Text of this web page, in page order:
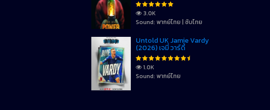
3.0K
Sound: พากย์ไทย | ซับไทย
Untold UK Jamie Vardy
(2026) เจมี่ วาร์ดี้
1.0K
Sound: พากย์ไทย